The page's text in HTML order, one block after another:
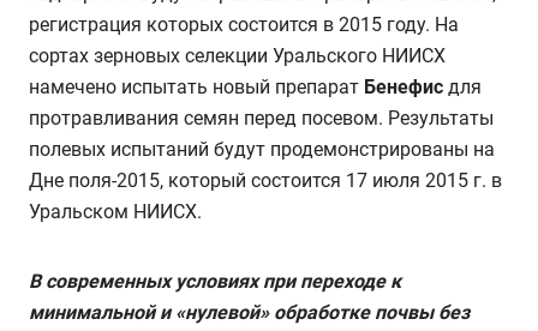
регистрация которых состоится в 2015 году. На
сортах зерновых селекции Уральского НИИСХ
намечено испытать новый препарат Бенефис для
протравливания семян перед посевом. Результаты
полевых испытаний будут продемонстрированы на
Дне поля-2015, который состоится 17 июля 2015 г. в
Уральском НИИСХ.
В современных условиях при переходе к
минимальной и «нулевой» обработке почвы без